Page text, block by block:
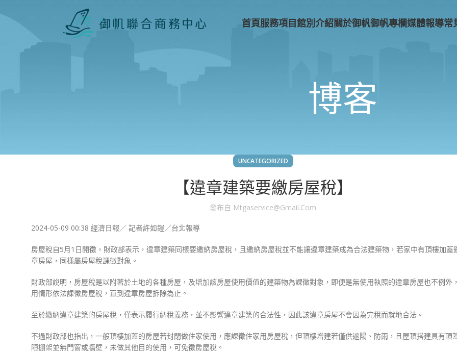
首頁服務項目館別介紹關於御帆御帆專欄媒體報導常
博客
UNCATEGORIZED
【違章建築要繳房屋稅】
發布自 Mtgaservice@gmail.com
2024-05-09 00:38 經濟日報／ 記者許如鎧／台北報導
房屋稅自5月1日開徵，財政部表示，違章建築同樣要繳納房屋稅，且繳納房屋稅並不能讓違章建築成為合法建築物，若家中有頂樓加蓋
章房屋，同樣屬房屋稅課徵對象。
財政部說明，房屋稅是以附著於土地的各種房屋，及增加該房屋使用價值的建築物為課徵對象，即便是無使用執照的違章房屋也不例外
用情形依法課徵房屋稅，直到違章房屋拆除為止。
至於繳納違章建築的房屋稅，僅表示履行納稅義務，並不影響違章建築的合法性，因此該違章房屋不會因為完稅而就地合法。
不過財政部也指出，一般頂樓加蓋的房屋若封閉做住家使用，應課徵住家用房屋稅，但頂樓增建若僅供遮陽、防雨，且屋頂搭建具有頂
陋棚架並無門窗或牆壁，未做其他目的使用，可免徵房屋稅。